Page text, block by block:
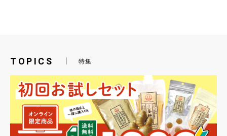
TOPICS 特集